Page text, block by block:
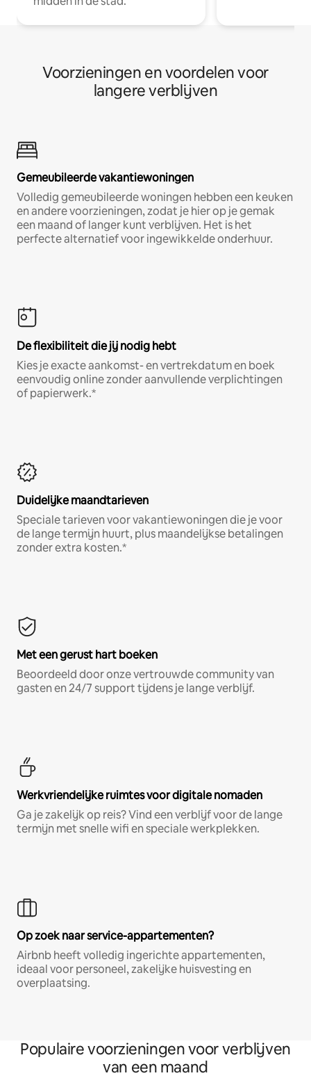
Voorzieningen en voordelen voor
langere verblijven
Gemeubileerde vakantiewoningen
Volledig gemeubileerde woningen hebben een keuken
en andere voorzieningen, zodat je hier op je gemak
een maand of langer kunt verblijven. Het is het
perfecte alternatief voor ingewikkelde onderhuur.
De flexibiliteit die jij nodig hebt
Kies je exacte aankomst- en vertrekdatum en boek
eenvoudig online zonder aanvullende verplichtingen
of papierwerk.*
Duidelijke maandtarieven
Speciale tarieven voor vakantiewoningen die je voor
de lange termijn huurt, plus maandelijkse betalingen
zonder extra kosten.*
Met een gerust hart boeken
Beoordeeld door onze vertrouwde community van
gasten en 24/7 support tijdens je lange verblijf.
Werkvriendelijke ruimtes voor digitale nomaden
Ga je zakelijk op reis? Vind een verblijf voor de lange
termijn met snelle wifi en speciale werkplekken.
Op zoek naar service-appartementen?
Airbnb heeft volledig ingerichte appartementen,
ideaal voor personeel, zakelijke huisvesting en
overplaatsing.
Populaire voorzieningen voor verblijven
van een maand